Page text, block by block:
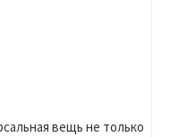
вещь не только